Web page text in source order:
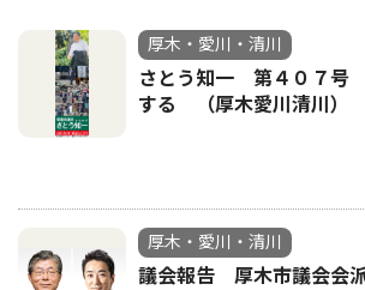
厚木・愛川・清川
さとう知一 第４０７号
する （厚木愛川清川）
厚木・愛川・清川
議会報告 厚木市議会会